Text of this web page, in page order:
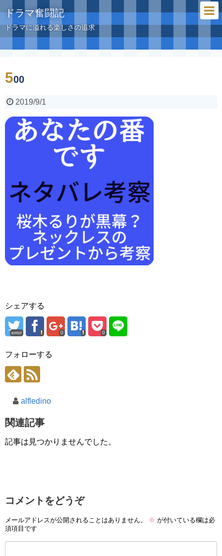
ドラマ奮闘記
ドラマに溢れる楽しさの追求
500
2019/9/1
シェアする
error 0 0
フォローする
alfledino
関連記事
記事は見つかりませんでした。
コメントをどうぞ
メールアドレスが公開されることはありません。 ※ が付いている欄は必
須項目です